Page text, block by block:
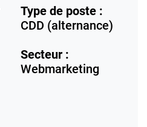
Type de poste :
CDD (alternance)
Secteur :
Webmarketing